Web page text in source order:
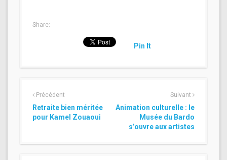
Share:
Pin It
Précédent
Retraite bien méritée
pour Kamel Zouaoui
Suivant
Animation culturelle : le
Musée du Bardo
s’ouvre aux artistes